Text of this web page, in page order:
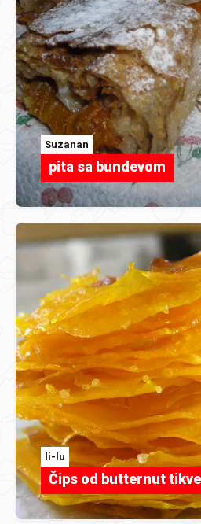
Suzanan
pita sa bundevom
li-lu
Čips od butternut tikve